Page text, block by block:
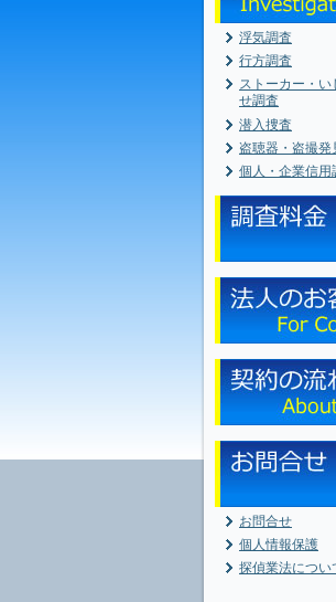
浮気調査
行方調査
ストーカー・い
せ調査
潜入捜査
盗聴器・盗撮発
個人・企業信用
お問合せ
個人情報保護
探偵業法につい